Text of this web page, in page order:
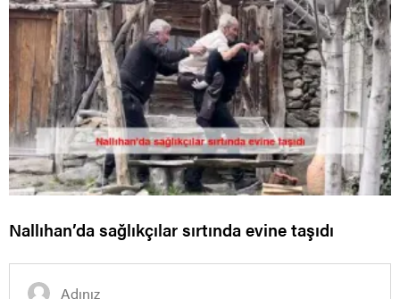
Nallıhan’da sağlıkçılar sırtında evine taşıdı